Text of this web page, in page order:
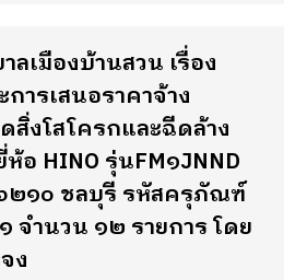
ลเมืองบ้านสวน เรื่อง
ารเสนอราคาจ้าง
งโสโครกและฉีดล้าง
อ HINO รุ่นFM๑JNND
๒๑๐ ชลบุรี รหัสครุภัณฑ์
จำนวน ๑๒ รายการ โดย
ง